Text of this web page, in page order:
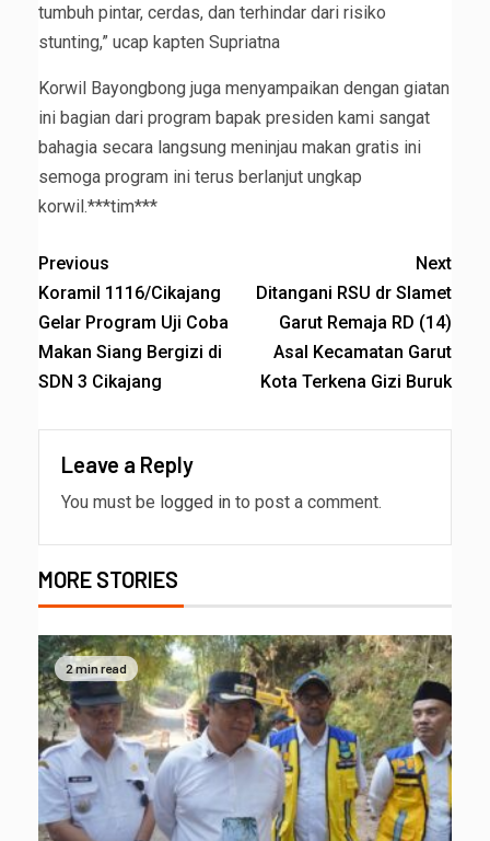
tumbuh pintar, cerdas, dan terhindar dari risiko
stunting,” ucap kapten Supriatna
Korwil Bayongbong juga menyampaikan dengan giatan
ini bagian dari program bapak presiden kami sangat
bahagia secara langsung meninjau makan gratis ini
semoga program ini terus berlanjut ungkap
korwil.***tim***
Previous
Koramil 1116/Cikajang
Gelar Program Uji Coba
Makan Siang Bergizi di
SDN 3 Cikajang
Next
Ditangani RSU dr Slamet
Garut Remaja RD (14)
Asal Kecamatan Garut
Kota Terkena Gizi Buruk
Leave a Reply
You must be logged in to post a comment.
MORE STORIES
2 min read